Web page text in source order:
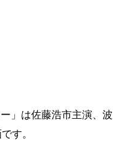
」は佐藤浩市主演、波
す。